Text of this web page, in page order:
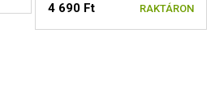
4 690 Ft RAKTÁRON